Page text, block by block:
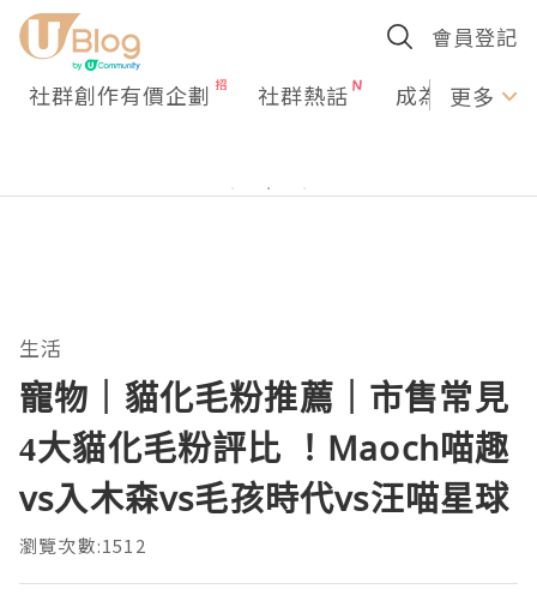
會員登記
社群創作有價企劃 社群熱話 成為U更多
生活
寵物｜貓化毛粉推薦｜市售常見
4大貓化毛粉評比 ！Maoch喵趣
vs入木森vs毛孩時代vs汪喵星球
瀏覽次數:1512